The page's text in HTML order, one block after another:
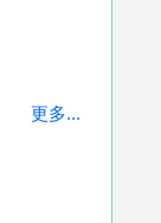
更多...